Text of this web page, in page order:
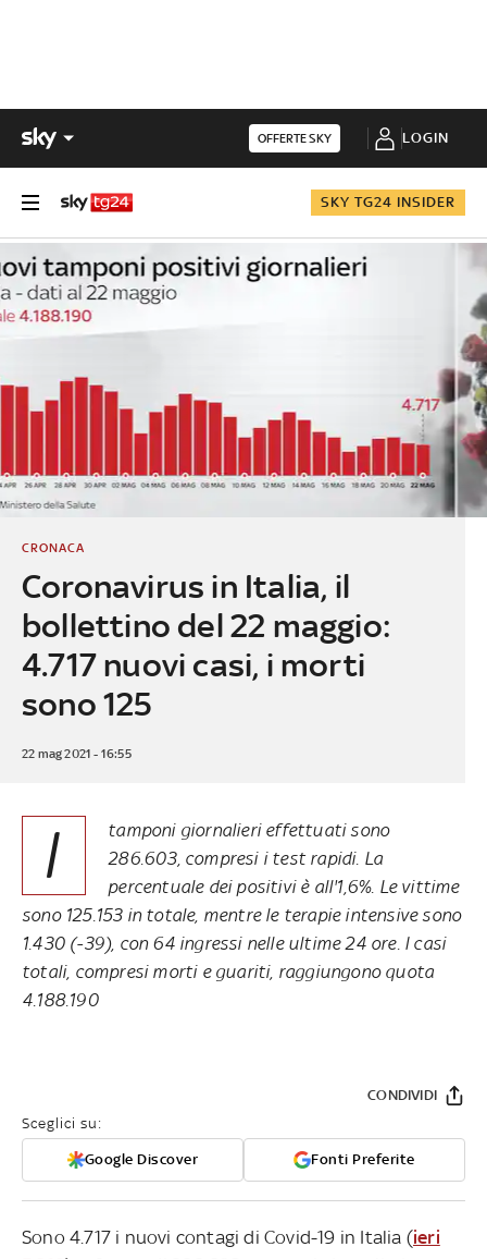
OFFERTE SKY LOGIN
SKY TG24 INSIDER
Coronavirus in Italia, il
bollettino del 22 maggio:
4.717 nuovi casi, i morti
sono 125
CRONACA
22 mag 2021 - 16:55
I
tamponi giornalieri effettuati sono
286.603, compresi i test rapidi. La
percentuale dei positivi è all'1,6%. Le vittime
sono 125.153 in totale, mentre le terapie intensive sono
1.430 (-39), con 64 ingressi nelle ultime 24 ore. I casi
totali, compresi morti e guariti, raggiungono quota
4.188.190
Sceglici su:
Google Discover Fonti Preferite
CONDIVIDI
Sono 4.717 i nuovi contagi di Covid-19 in Italia (ieri